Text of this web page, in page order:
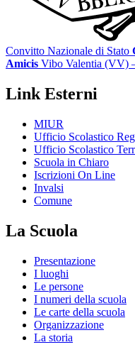
Convitto Nazionale di Stato
Amicis Vibo Valentia (VV)
Link Esterni
MIUR
Ufficio Scolastico
Ufficio Scolastico
Scuola in Chiaro
Iscrizioni On Line
Invalsi
Comune
La Scuola
Presentazione
I luoghi
Le persone
I numeri della scuola
Le carte della scuola
Organizzazione
La storia